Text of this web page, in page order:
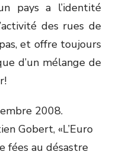
pays a l’identité
des rues de
et offre toujours
d’un mélange de
2008.
Gobert, «L’Euro
fées au désastre